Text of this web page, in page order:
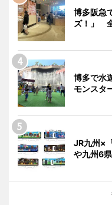
博多阪急
ズ！」
博多で水
モンスタ
JR九州×
や九州6